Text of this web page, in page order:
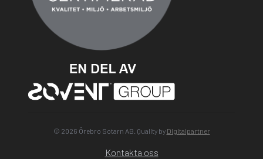
© 2026 Örebro Sotarn AB. Quality by Digitalpartner
Kontakta oss